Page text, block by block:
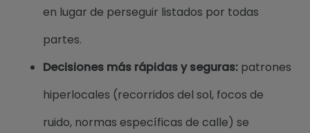
en lugar de perseguir listados por todas
partes.
Decisiones más rápidas y seguras: patrones
hiperlocales (recorridos del sol, focos de
ruido, normas específicas de calle) se